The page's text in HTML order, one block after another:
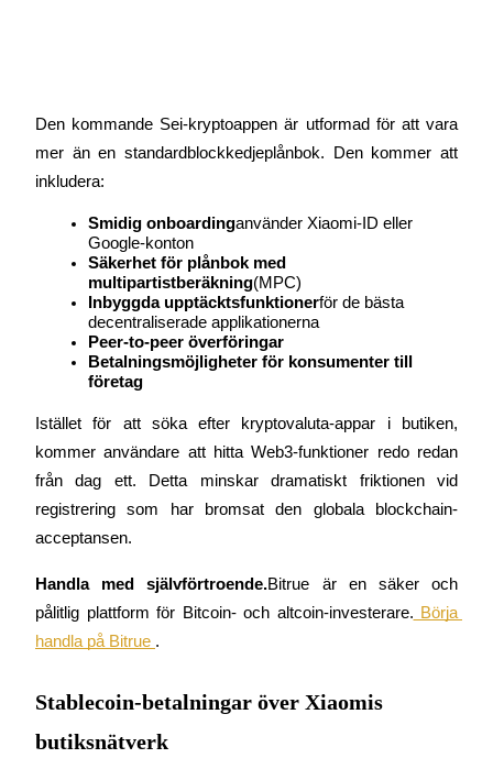
Lär dig hur du håller dig lönsam
Power Piggy
Tjäna konkurrenskraftiga belöningar dagligen
Den kommande Sei-kryptoappen är utformad för att vara
mer än en standardblockkedjeplånbok. Den kommer att
inkludera:
Smidig onboardinganvänder Xiaomi-ID eller
Google-konton
Säkerhet för plånbok med
multipartistberäkning(MPC)
Inbyggda upptäcktsfunktionerför de bästa
decentraliserade applikationerna
Peer-to-peer överföringar
Betalningsmöjligheter för konsumenter till
företag
Istället för att söka efter kryptovaluta-appar i butiken,
kommer användare att hitta Web3-funktioner redo redan
från dag ett. Detta minskar dramatiskt friktionen vid
registrering som har bromsat den globala blockchain-
acceptansen.
Handla med självförtroende.Bitrue är en säker och
pålitlig plattform för Bitcoin- och altcoin-investerare. Börja
handla på Bitrue .
Stablecoin-betalningar över Xiaomis
butiksnätverk